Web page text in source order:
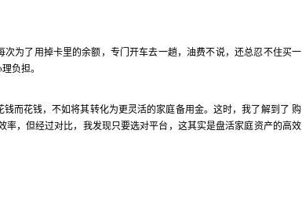
为了用掉卡里的余额，专门开车去一趟，油费不说，还总忍不住买一
负担。
而花钱，不如将其转化为更灵活的家庭备用金。这时，我了解到了 购
，但经过对比，我发现只要选对平台，这其实是盘活家庭资产的高效